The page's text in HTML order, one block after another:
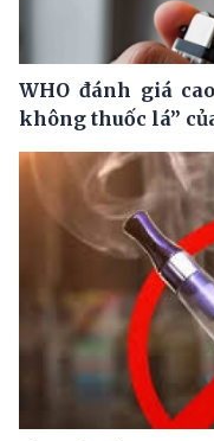
WHO đánh giá
không thuốc lá”